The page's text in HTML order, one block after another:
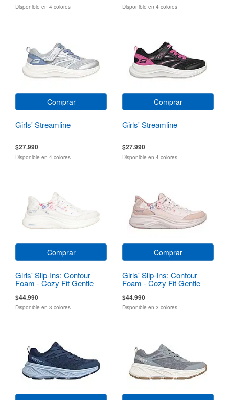
Disponible en 4 colores Disponible en 4 colores
Comprar
Girls' Streamline
$27.990
Disponible en 4 colores
Comprar
Girls' Streamline
$27.990
Disponible en 4 colores
Comprar
Girls' Slip-Ins: Contour
Foam - Cozy Fit Gentle
$44.990
Disponible en 3 colores
Comprar
Girls' Slip-Ins: Contour
Foam - Cozy Fit Gentle
$44.990
Disponible en 3 colores